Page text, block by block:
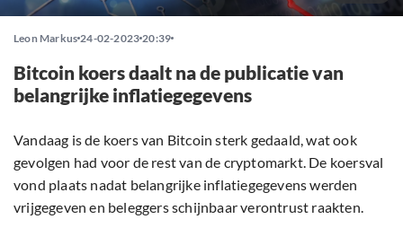
Leon Markus 24-02-2023 20:39
Bitcoin koers daalt na de publicatie van
belangrijke inflatiegegevens
Vandaag is de koers van Bitcoin sterk gedaald, wat ook
gevolgen had voor de rest van de cryptomarkt. De koersval
vond plaats nadat belangrijke inflatiegegevens werden
vrijgegeven en beleggers schijnbaar verontrust raakten.